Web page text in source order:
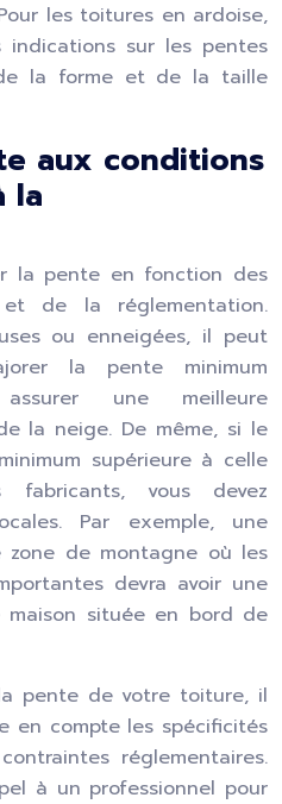
les toitures en ardoise,
indications sur les pentes
la forme et de la taille
aux conditions
la
la pente en fonction des
et de la réglementation.
ou enneigées, il peut
la pente minimum
une meilleure
la neige. De même, si le
supérieure à celle
fabricants, vous devez
Par exemple, une
zone de montagne où les
devra avoir une
maison située en bord de
pente de votre toiture, il
en compte les spécificités
réglementaires.
à un professionnel pour